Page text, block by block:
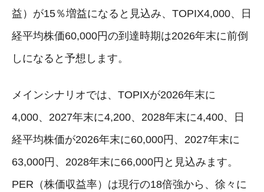
益）が15％増益になると見込み、TOPIX4,000、日
経平均株価60,000円の到達時期は2026年末に前倒
しになると予想します。
メインシナリオでは、TOPIXが2026年末に
4,000、2027年末に4,200、2028年末に4,400、日
経平均株価が2026年末に60,000円、2027年末に
63,000円、2028年末に66,000円と見込みます。
PER（株価収益率）は現行の18倍強から、徐々に